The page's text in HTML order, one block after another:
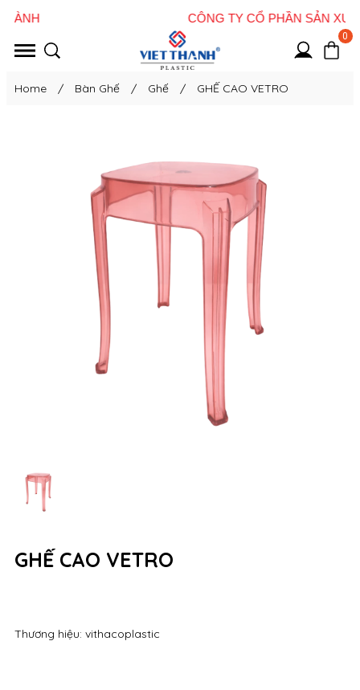
0
Home / Bàn Ghế / Ghế / GHẾ CAO VETRO
GHẾ CAO VETRO
Thương hiệu: vithacoplastic